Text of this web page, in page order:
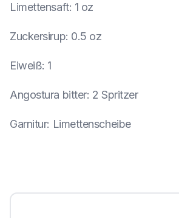
Limettensaft: 1 oz
Zuckersirup: 0.5 oz
Eiweiß: 1
Angostura bitter: 2 Spritzer
Garnitur: Limettenscheibe